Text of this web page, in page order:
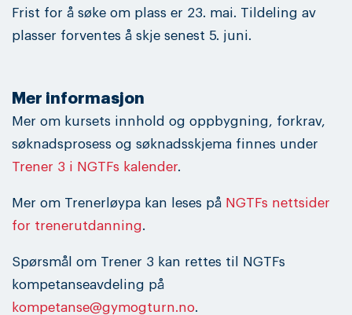
Frist for å søke om plass er 23. mai. Tildeling av
plasser forventes å skje senest 5. juni.
Mer informasjon
Mer om kursets innhold og oppbygning, forkrav,
søknadsprosess og søknadsskjema finnes under
Trener 3 i NGTFs kalender.
Mer om Trenerløypa kan leses på NGTFs nettsider
for trenerutdanning.
Spørsmål om Trener 3 kan rettes til NGTFs
kompetanseavdeling på
kompetanse@gymogturn.no.